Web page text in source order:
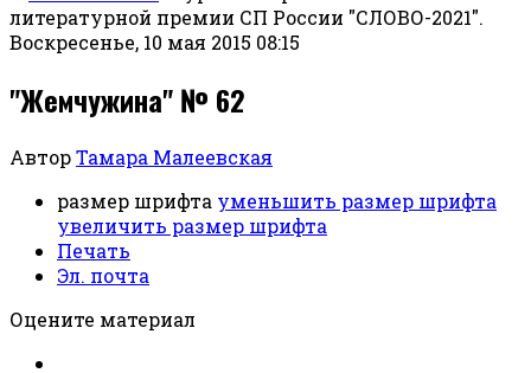
литературной премии СП России "СЛОВО-2021".
Воскресенье, 10 мая 2015 08:15
"Жемчужина" № 62
АвторТамара Малеевская
размер шрифта уменьшить размер шрифта
увеличить размер шрифта
Печать
Эл. почта
Оцените материал